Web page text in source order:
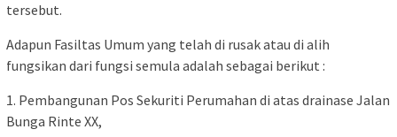
tersebut.
Adapun Fasiltas Umum yang telah di rusak atau di alih
fungsikan dari fungsi semula adalah sebagai berikut :
1. Pembangunan Pos Sekuriti Perumahan di atas drainase Jalan
Bunga Rinte XX,